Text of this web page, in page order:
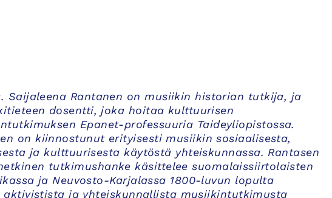
Saijaleena Rantanen on musiikin historian tutkija, ja
dosentti, joka hoitaa kulttuurisen
Epanet-professuuria Taideyliopistossa.
on kiinnostunut erityisesti musiikin sosiaalisesta,
ja kulttuurisesta käytöstä yhteiskunnassa. Rantasen
tutkimushanke käsittelee suomalaissiirtolaisten
ja Neuvosto-Karjalassa 1800-luvun lopulta
aktivistista ja yhteiskunnallista musiikintutkimusta